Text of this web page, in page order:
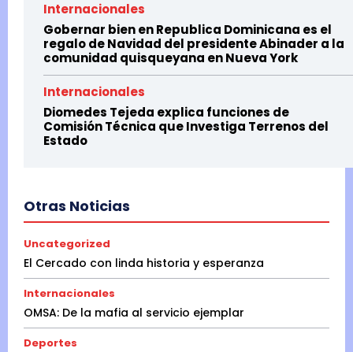
Internacionales
Gobernar bien en Republica Dominicana es el
regalo de Navidad del presidente Abinader a la
comunidad quisqueyana en Nueva York
Internacionales
Diomedes Tejeda explica funciones de
Comisión Técnica que Investiga Terrenos del
Estado
Otras Noticias
Uncategorized
El Cercado con linda historia y esperanza
Internacionales
OMSA: De la mafia al servicio ejemplar
Deportes